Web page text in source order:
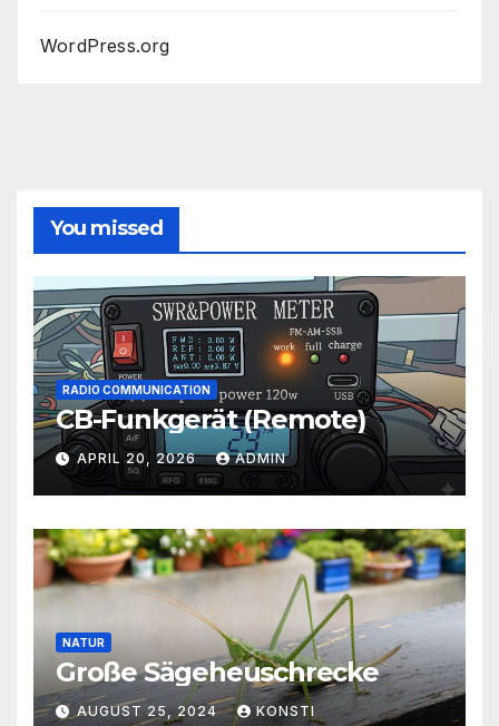
WordPress.org
You missed
RADIO COMMUNICATION
CB-Funkgerät (Remote)
APRIL 20, 2026 ADMIN
NATUR
Große Sägeheuschrecke
AUGUST 25, 2024 KONSTI